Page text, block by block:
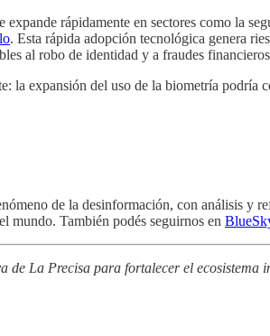
expande rápidamente en sectores como la
. Esta rápida adopción tecnológica genera
al robo de identidad y a fraudes
la expansión del uso de la biometría
de la desinformación, con análisis y
mundo. También podés seguirnos en
La Precisa para fortalecer el